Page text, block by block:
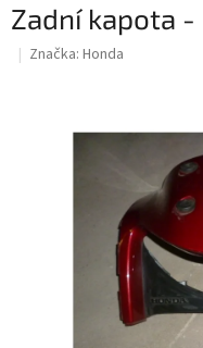
Zadní kapota -
Značka: Honda